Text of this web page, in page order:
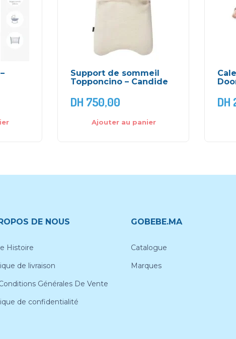
Support de sommeil
Topponcino – Candide
DH 750,00
Ajouter au panier
DH
DE NOUS
Histoire
de livraison
Générales De Vente
de confidentialité
GOBEBE.MA
Catalogue
Marques